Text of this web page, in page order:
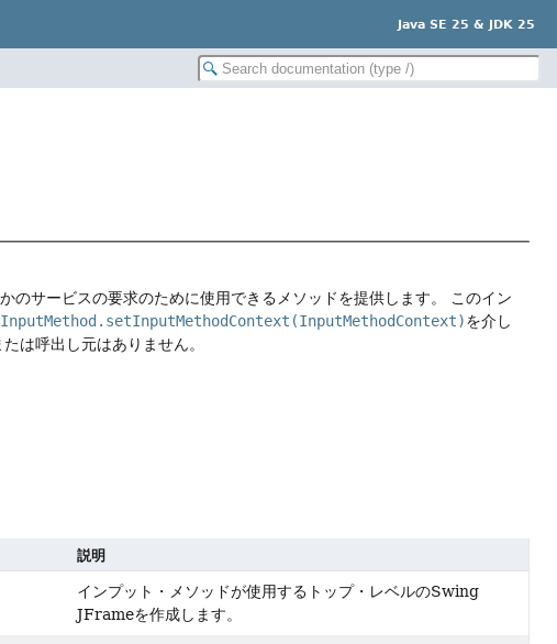
Java SE 25 & JDK 25
サービスの要求のために使用できるメソッドを提供します。
このイン
InputMethod.setInputMethodContext(InputMethodContext)を介し
は呼出し元はありません。
説明
インプット・メソッドが使用するトップ・レベルのSwing
JFrameを作成します。